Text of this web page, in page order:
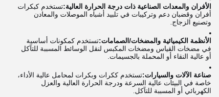
الأفران والمعدات الصناعية ذات درجة الحرارة العالية:تستخدم كبكرات
أفران وقضبان دعم وتركيبات في تلبيد أشباه الموصلات والمعادن
وتصنيع الزجاج.
الأنظمة الكيميائية والمضخات/الصمامات:تستخدم كمكونات أساسية
في مضخات القياس ومضخات المكبس لنقل الوسائط المسببة للتآكل
أو عالية النقاء أو المحملة بالجسيمات.
صناعة الآلات والسيارات:تستخدم ككرات وبكرات لمحامل عالية الأداء،
خاصة في البيئات عالية السرعة ودرجة الحرارة العالية والعزل
الكهربائي أو المسببة للتآكل.